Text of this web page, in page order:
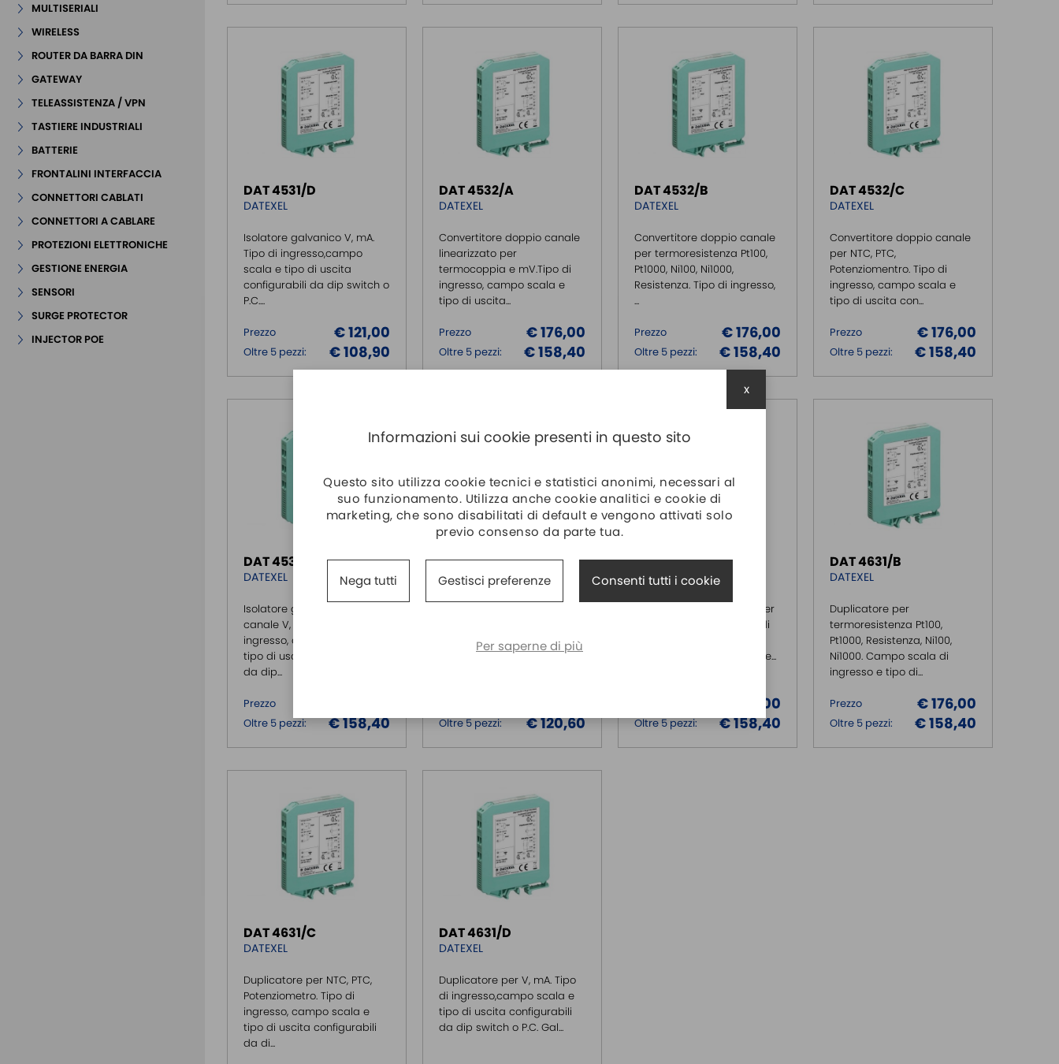
MULTISERIALI
WIRELESS
ROUTER DA BARRA DIN
GATEWAY
TELEASSISTENZA / VPN
TASTIERE INDUSTRIALI
BATTERIE
FRONTALINI INTERFACCIA
CONNETTORI CABLATI
CONNETTORI A CABLARE
PROTEZIONI ELETTRONICHE
GESTIONE ENERGIA
SENSORI
SURGE PROTECTOR
INJECTOR POE
DAT 4531/D
DATEXEL
Isolatore galvanico V, mA.
Tipo di ingresso,campo
scala e tipo di uscita
configurabili da dip switch o
P.C....
Prezzo € 121,00
Oltre 5 pezzi: € 108,90
DAT 4532/A
DATEXEL
Convertitore doppio canale
linearizzato per
termocoppia e mV.Tipo di
ingresso, campo scala e
tipo di uscita...
Prezzo € 176,00
Oltre 5 pezzi: € 158,40
DAT 4532/B
DATEXEL
Convertitore doppio canale
per termoresistenza Pt100,
Pt1000, Ni100, Ni1000,
Resistenza. Tipo di ingresso,
...
Prezzo € 176,00
Oltre 5 pezzi: € 158,40
DAT 4532/C
DATEXEL
Convertitore doppio canale
per NTC, PTC,
Potenziomentro. Tipo di
ingresso, campo scala e
tipo di uscita con...
Prezzo € 176,00
Oltre 5 pezzi: € 158,40
DAT 4532/D
DATEXEL
Isolatore galvanico doppio
canale V, mA.Tipo di
ingresso, campo scala e
tipo di uscita configurabili
da dip...
Prezzo
Oltre 5 pezzi: € 158,40
DAT 4535
DATEXEL
RTD, Res, Potenziometro, V,
Uscita config. da 4 a 20 ...
Oltre 5 pezzi: € 120,60
DAT 4631/A
DATEXEL
Duplicatore linearizzato per
termocoppia e mV. Tipo di
tipo di uscita configurabile...
€ 176,00
Oltre 5 pezzi: € 158,40
DAT 4631/B
DATEXEL
Duplicatore per
termoresistenza Pt100,
Pt1000, Resistenza, Ni100,
Ni1000. Campo scala di
ingresso e tipo di...
Prezzo € 176,00
Oltre 5 pezzi: € 158,40
DAT 4631/C
DATEXEL
Duplicatore per NTC, PTC,
Potenziometro. Tipo di
ingresso, campo scala e
tipo di uscita configurabili
da di...
DAT 4631/D
DATEXEL
Duplicatore per V, mA. Tipo
di ingresso,campo scala e
tipo di uscita configurabili
da dip switch o P.C. Gal...
Informazioni sui cookie presenti in questo sito
Questo sito utilizza cookie tecnici e statistici anonimi, necessari al
suo funzionamento. Utilizza anche cookie analitici e cookie di
marketing, che sono disabilitati di default e vengono attivati solo
previo consenso da parte tua.
Nega tutti Gestisci preferenze Consenti tutti i cookie
Per saperne di più
x